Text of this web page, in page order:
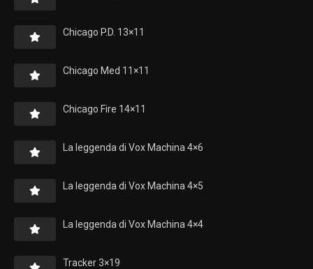
Chicago P.D. 13×11
Chicago Med 11×11
Chicago Fire 14×11
La leggenda di Vox Machina 4×6
La leggenda di Vox Machina 4×5
La leggenda di Vox Machina 4×4
Tracker 3×19